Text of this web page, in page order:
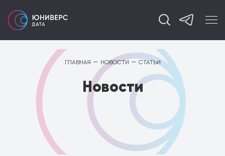
ГЛАВНАЯ — НОВОСТИ — СТАТЬИ
Новости